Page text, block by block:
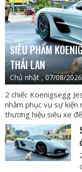
SIÊU PHẨM
THÁI LAN
Chủ nhật , 07/08/
2 chiếc Koenigsegg
nhằm phục vụ sự kiện
thương hiệu siêu xe